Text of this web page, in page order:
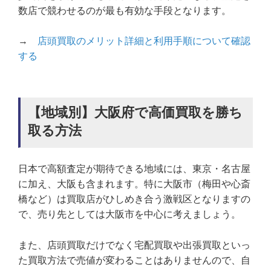
数店で競わせるのが最も有効な手段となります。
→
店頭買取のメリット詳細と利用手順について確認
する
【地域別】大阪府で高価買取を勝ち
取る方法
日本で高額査定が期待できる地域には、東京・名古屋
に加え、大阪も含まれます。特に大阪市（梅田や心斎
橋など）は買取店がひしめき合う激戦区となりますの
で、売り先としては大阪市を中心に考えましょう。
また、店頭買取だけでなく宅配買取や出張買取といっ
た買取方法で売値が変わることはありませんので、自